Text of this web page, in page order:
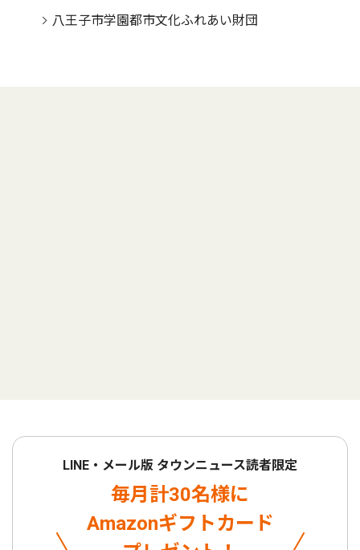
八王子市学園都市文化ふれあい財団
LINE・メール版 タウンニュース読者限定
毎月計30名様に
Amazonギフトカード